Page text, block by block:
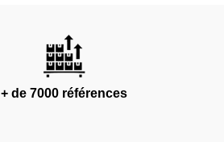
+ de 7000 références